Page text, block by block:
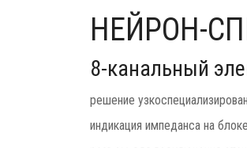
НЕЙРОН-
8-канальный
решение
индикация импеданса на